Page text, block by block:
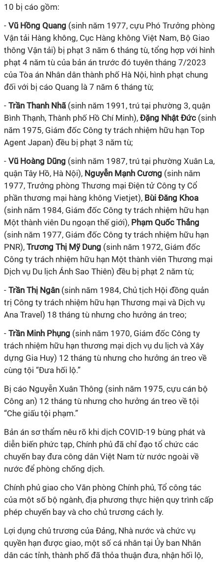
10 bị cáo gồm:
- Vũ Hồng Quang (sinh năm 1977, cựu Phó Trưởng phòng
Vận tải Hàng không, Cục Hàng không Việt Nam, Bộ Giao
thông Vận tải) bị phạt 3 năm 6 tháng tù, tổng hợp với hình
phạt 4 năm tù của bản án trước đó tuyên tháng 7/2023
của Tòa án Nhân dân thành phố Hà Nội, hình phạt chung
đối với bị cáo Quang là 7 năm 6 tháng tù;
- Trần Thanh Nhã (sinh năm 1991, trú tại phường 3, quận
Bình Thạnh, Thành phố Hồ Chí Minh), Đặng Nhật Đức (sinh
năm 1975, Giám đốc Công ty trách nhiệm hữu hạn Top
Agent Japan) đều bị phạt 3 năm tù;
- Vũ Hoàng Dũng (sinh năm 1987, trú tại phường Xuân La,
quận Tây Hồ, Hà Nội), Nguyễn Mạnh Cương (sinh năm
1977, Trưởng phòng Thương mại Điện tử Công ty Cổ
phần thương mại hàng không Vietjet), Bùi Đăng Khoa
(sinh năm 1984, Giám đốc Công ty trách nhiệm hữu hạn
Một thành viên Du ngoạn thế giới), Phạm Quốc Thắng
(sinh năm 1977, Giám đốc Công ty trách nhiệm hữu hạn
PNR), Trương Thị Mỹ Dung (sinh năm 1972, Giám đốc
Công ty trách nhiệm hữu hạn Một thành viên Thương mại
Dịch vụ Du lịch Ánh Sao Thiên) đều bị phạt 2 năm tù;
- Trần Thị Ngân (sinh năm 1984, Chủ tịch Hội đồng quản
trị Công ty trách nhiệm hữu hạn Thương mại và Dịch vụ
Ana Travel) 18 tháng tù nhưng cho hưởng án treo;
- Trần Minh Phụng (sinh năm 1970, Giám đốc Công ty
trách nhiệm hữu hạn thương mại dịch vụ du lịch và Xây
dựng Gia Huy) 12 tháng tù nhưng cho hưởng án treo về
cùng tội “Đưa hối lộ.”
Bị cáo Nguyễn Xuân Thông (sinh năm 1975, cựu cán bộ
Công an) 12 tháng tù nhưng cho hưởng án treo về tội
“Che giấu tội phạm.”
Bản án sơ thẩm nêu rõ khi dịch COVID-19 bùng phát và
diễn biến phức tạp, Chính phủ đã chỉ đạo tổ chức các
chuyến bay đưa công dân Việt Nam từ nước ngoài về
nước để phòng chống dịch.
Chính phủ giao cho Văn phòng Chính phủ, Tổ công tác
của một số bộ ngành, địa phương thực hiện quy trình cấp
phép chuyến bay và cho chủ trương cách ly.
Lợi dụng chủ trương của Đảng, Nhà nước và chức vụ
quyền hạn được giao, một số cá nhân tại Ủy ban Nhân
dân các tỉnh, thành phố đã thỏa thuận đưa, nhận hối lộ,